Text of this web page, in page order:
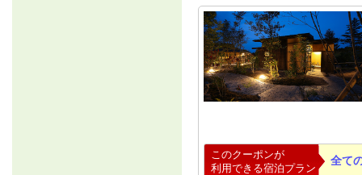
このクーポンが
利用できる宿泊プラン
全て